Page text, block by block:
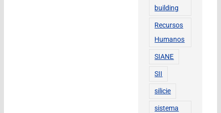
building
Recursos
Humanos
SIANE
SII
silicie
sistema